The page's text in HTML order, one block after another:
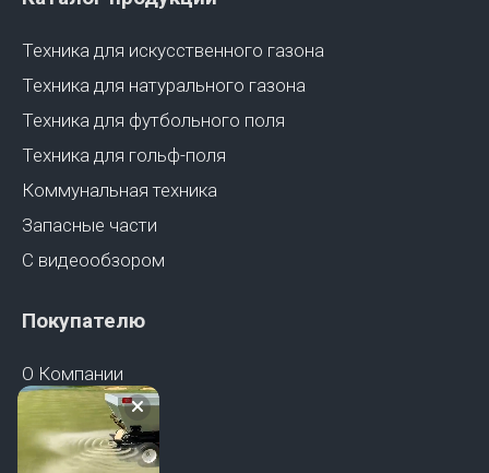
Техника для искусственного газона
Техника для натурального газона
Техника для футбольного поля
Техника для гольф-поля
Коммунальная техника
Запасные части
С видеообзором
Покупателю
О Компании
Документы
Контакты